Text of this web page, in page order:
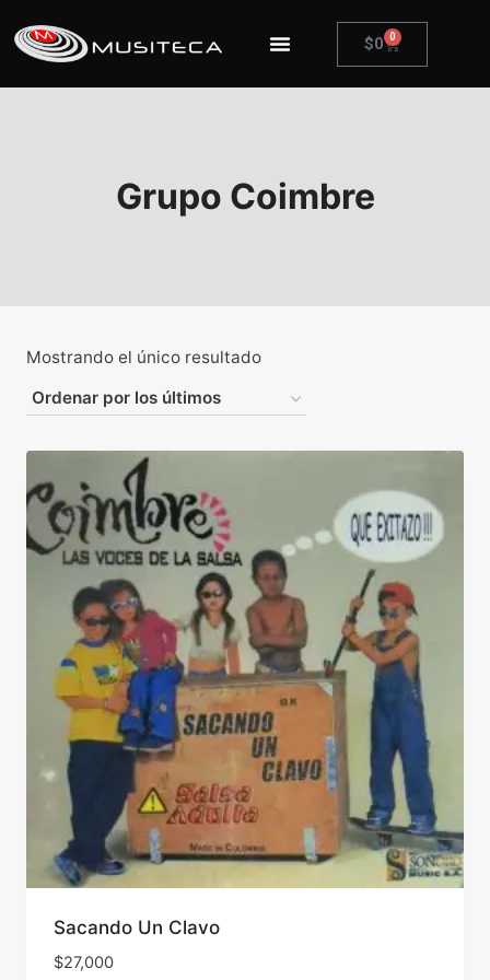
$0 0
Grupo Coimbre
Mostrando el único resultado
Sacando Un Clavo
$27,000